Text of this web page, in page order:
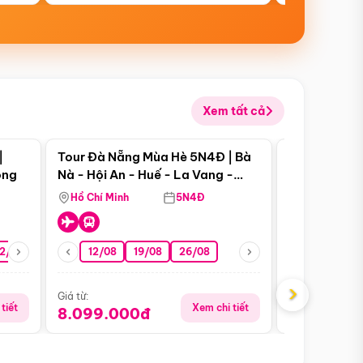
Xem tất cả
08 26/08 05/09 09/09 12/09
tiết
Điểm nổi bật
Tour Đà Nẵng Mùa Hè 5N4Đ | Bà
Nà - Hội An - Huế - La Vang -
Động Thiên Đường
Hồ Chí Minh 5N4Đ
12/08 19/08 26/08
Giá từ:
8.099.000đ Xem chi tiết
Giá từ:
›